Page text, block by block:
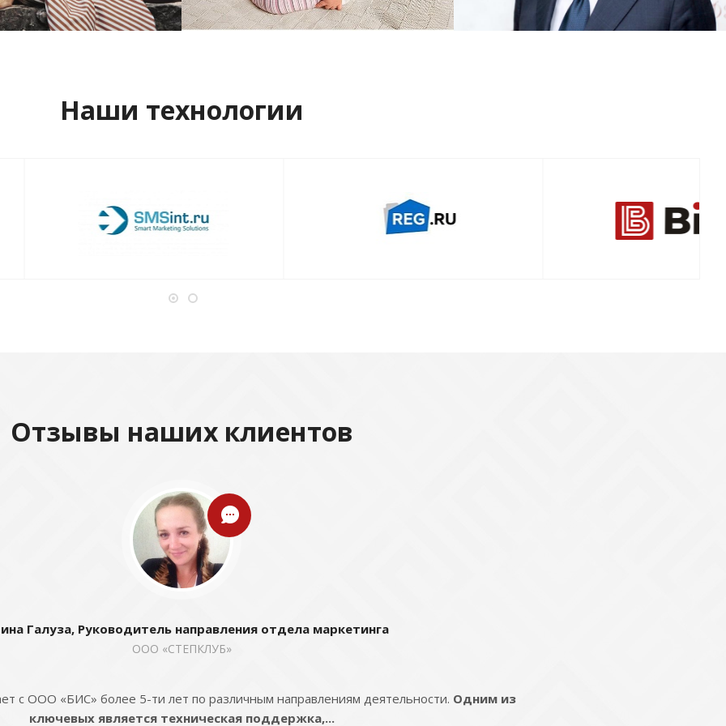
проект
Смотреть проект
Смотреть проект
Наши технологии
Отзывы наших клиентов
Галуза, Руководитель направления отдела маркетинга
ООО «СТЕПКЛУБ»
с ООО «БИС» более 5-ти лет по различным направлениям деятельности. Одним из
ключевых является техническая поддержка,...